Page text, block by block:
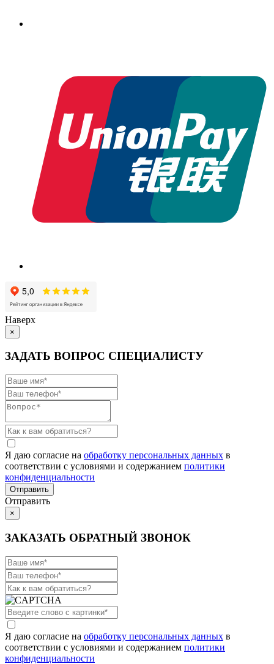
Наверх
×
ЗАДАТЬ ВОПРОС СПЕЦИАЛИСТУ
Я даю согласие на обработку персональных данных в
соответствии с условиями и содержанием политики
конфиденциальности
Отправить
×
ЗАКАЗАТЬ ОБРАТНЫЙ ЗВОНОК
Я даю согласие на обработку персональных данных в
соответствии с условиями и содержанием политики
конфиденциальности